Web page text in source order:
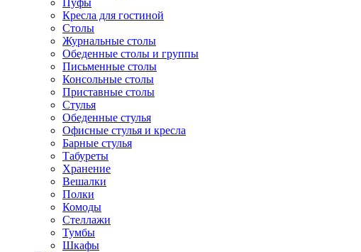
Пуфы
Кресла для гостиной
Столы
Журнальные столы
Обеденные столы и группы
Письменные столы
Консольные столы
Приставные столы
Стулья
Обеденные стулья
Офисные стулья и кресла
Барные стулья
Табуреты
Хранение
Вешалки
Полки
Комоды
Стеллажи
Тумбы
Шкафы